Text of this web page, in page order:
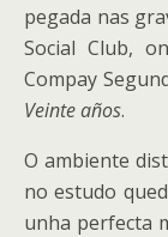
pegada nas
Social Club,
Compay
Veinte años.
O ambiente
no estudo
unha perfecta